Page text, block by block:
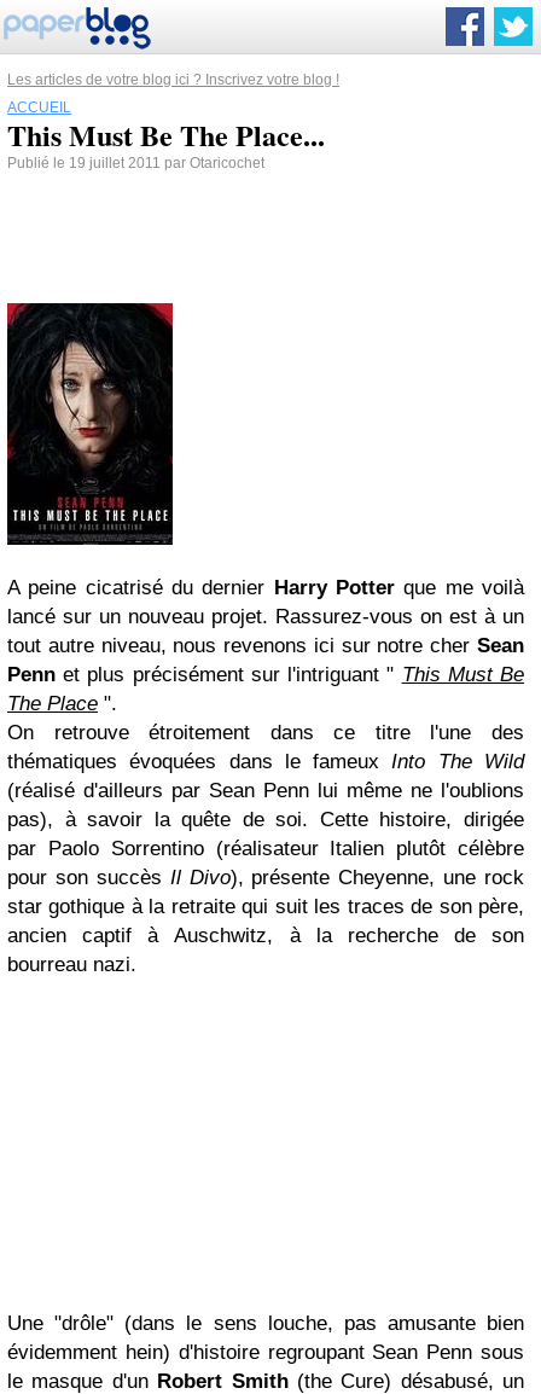
Les articles de votre blog ici ? Inscrivez votre blog !
ACCUEIL
This Must Be The Place...
Publié le 19 juillet 2011 par Otaricochet
A peine cicatrisé du dernier Harry Potter que me voilà
lancé sur un nouveau projet. Rassurez-vous on est à un
tout autre niveau, nous revenons ici sur notre cher Sean
Penn et plus précisément sur l'intriguant " This Must Be
The Place ".
On retrouve étroitement dans ce titre l'une des
thématiques évoquées dans le fameuxInto The Wild
(réalisé d'ailleurs par Sean Penn lui même ne l'oublions
pas), à savoir la quête de soi. Cette histoire, dirigée
par Paolo Sorrentino (réalisateur Italien plutôt célèbre
pour son succès Il Divo), présente Cheyenne, une rock
star gothique à la retraite qui suit les traces de son père,
ancien captif à Auschwitz, à la recherche de son
bourreau nazi.
Une "drôle" (dans le sens louche, pas amusante bien
évidemment hein) d'histoire regroupant Sean Penn sous
le masque d'un Robert Smith(the Cure) désabusé, un